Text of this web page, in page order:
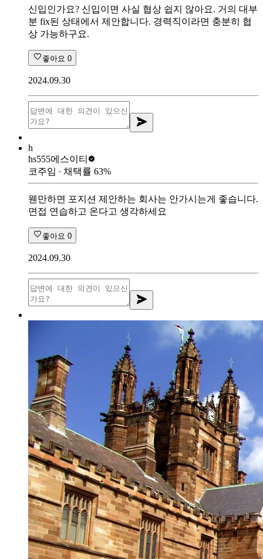
신입인가요? 신입이면 사실 협상 쉽지 않아요. 거의 대부
분 fix된 상태에서 제안합니다. 경력직이라면 충분히 협
상 가능하구요.
좋아요 0
2024.09.30
h
hs555에스이티
코주임 ∙ 채택률 63%
웬만하면 포지션 제안하는 회사는 안가시는게 좋습니다.
면접 연습하고 온다고 생각하세요
좋아요 0
2024.09.30